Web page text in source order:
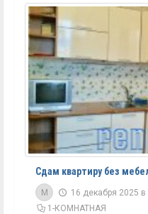
Сдам квартиру без
M 16 декабря 2025 в
1-КОМНАТНАЯ